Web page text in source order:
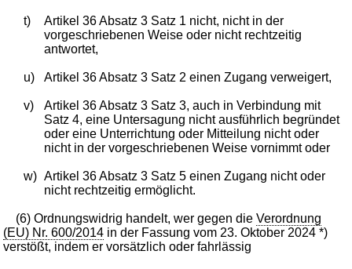
t)
Artikel 36 Absatz 3 Satz 1 nicht, nicht in der
vorgeschriebenen Weise oder nicht rechtzeitig
antwortet,
u) Artikel 36 Absatz 3 Satz 2 einen Zugang verweigert,
v)
Artikel 36 Absatz 3 Satz 3, auch in Verbindung mit
Satz 4, eine Untersagung nicht ausführlich begründet
oder eine Unterrichtung oder Mitteilung nicht oder
nicht in der vorgeschriebenen Weise vornimmt oder
w) Artikel 36 Absatz 3 Satz 5 einen Zugang nicht oder
nicht rechtzeitig ermöglicht.
(6) Ordnungswidrig handelt, wer gegen dieVerordnung
(EU) Nr. 600/2014 in der Fassung vom 23. Oktober 2024 *)
verstößt, indem er vorsätzlich oder fahrlässig